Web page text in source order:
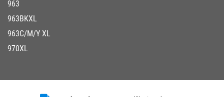
963
963BKXL
963C/M/Y XL
970XL